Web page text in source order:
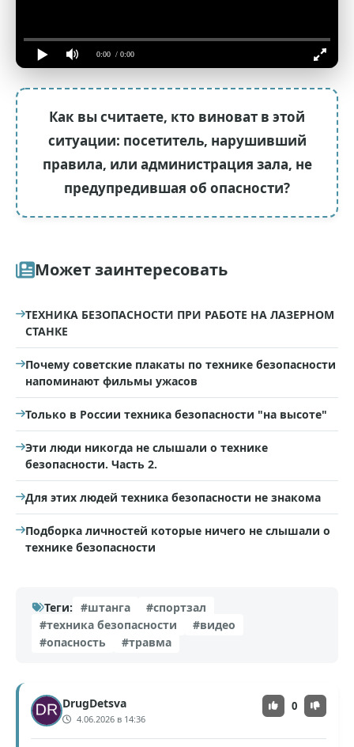
0:00 / 0:00
Как вы считаете, кто виноват в этой
ситуации: посетитель, нарушивший
правила, или администрация зала, не
предупредившая об опасности?
Может заинтересовать
ТЕХНИКА БЕЗОПАСНОСТИ ПРИ РАБОТЕ НА ЛАЗЕРНОМ
СТАНКЕ
Почему советские плакаты по технике безопасности
напоминают фильмы ужасов
Только в России техника безопасности "на высоте"
Эти люди никогда не слышали о технике
безопасности. Часть 2.
Для этих людей техника безопасности не знакома
Подборка личностей которые ничего не слышали о
технике безопасности
Теги: #штанга
#спортзал
#техника безопасности
#видео
#опасность
#травма
DrugDetsva
4.06.2026 в 14:36
0